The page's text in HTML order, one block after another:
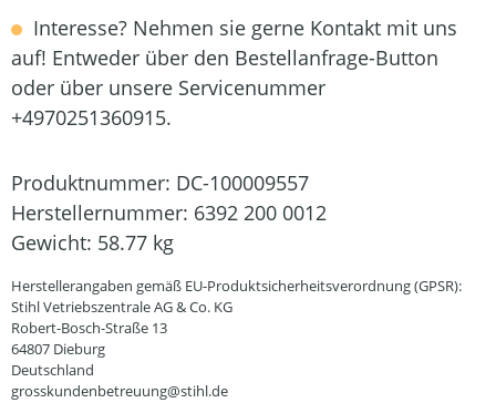
Interesse? Nehmen sie gerne Kontakt mit uns
auf! Entweder über den Bestellanfrage-Button
oder über unsere Servicenummer
+4970251360915.
Produktnummer: DC-100009557
Herstellernummer: 6392 200 0012
Gewicht: 58.77 kg
Herstellerangaben gemäß EU-Produktsicherheitsverordnung (GPSR):
Stihl Vetriebszentrale AG & Co. KG
Robert-Bosch-Straße 13
64807 Dieburg
Deutschland
grosskundenbetreuung@stihl.de